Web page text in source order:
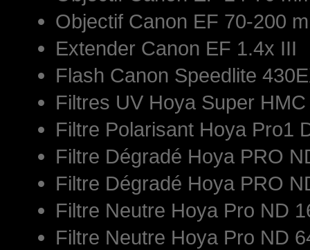
Objectif Canon EF 70-200
Extender Canon EF 1.4x III
Flash Canon Speedlite
Filtres UV Hoya Super
Filtre Polarisant Hoya Pro1
Filtre Dégradé Hoya PRO
Filtre Dégradé Hoya PRO
Filtre Neutre Hoya Pro ND
Filtre Neutre Hoya Pro ND